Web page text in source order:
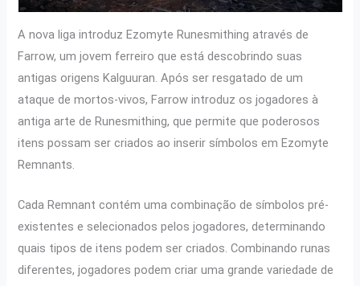
A nova liga introduz Ezomyte Runesmithing através de
Farrow, um jovem ferreiro que está descobrindo suas
antigas origens Kalguuran. Após ser resgatado de um
ataque de mortos-vivos, Farrow introduz os jogadores à
antiga arte de Runesmithing, que permite que poderosos
itens possam ser criados ao inserir símbolos em Ezomyte
Remnants.
Cada Remnant contém uma combinação de símbolos pré-
existentes e selecionados pelos jogadores, determinando
quais tipos de itens podem ser criados. Combinando runas
diferentes, jogadores podem criar uma grande variedade de